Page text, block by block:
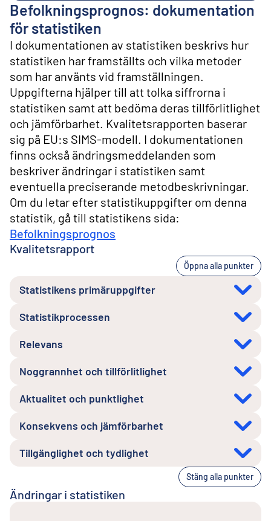
Befolkningsprognos: dokumentation
för statistiken
I dokumentationen av statistiken beskrivs hur
statistiken har framställts och vilka metoder
som har använts vid framställningen.
Uppgifterna hjälper till att tolka siffrorna i
statistiken samt att bedöma deras tillförlitlighet
och jämförbarhet. Kvalitetsrapporten baserar
sig på EU:s SIMS-modell. I dokumentationen
finns också ändringsmeddelanden som
beskriver ändringar i statistiken samt
eventuella preciserande metodbeskrivningar.
Om du letar efter statistikuppgifter om denna
statistik, gå till statistikens sida:
Befolkningsprognos
Kvalitetsrapport
Öppna alla punkter
Statistikens primäruppgifter
Statistikprocessen
Relevans
Noggrannhet och tillförlitlighet
Aktualitet och punktlighet
Konsekvens och jämförbarhet
Tillgänglighet och tydlighet
Stäng alla punkter
Ändringar i statistiken